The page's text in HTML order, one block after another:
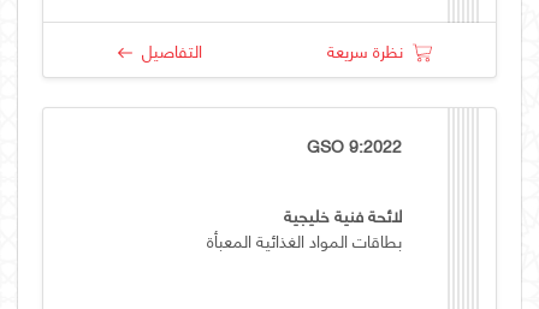
نظرة سريعة التفاصيل
GSO 9:2022
لائحة فنية خليجية
بطاقات المواد الغذائية المعبأة